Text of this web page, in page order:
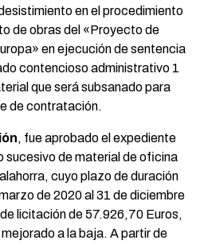
en el procedimiento
de obras del «Proyecto de
en ejecución de sentencia
contencioso administrativo 1
que será subsanado para
de contratación.
, fue aprobado el expediente
sucesivo de material de oficina
cuyo plazo de duración
de 2020 al 31 de diciembre
licitación de 57.926,70 Euros,
a la baja. A partir de